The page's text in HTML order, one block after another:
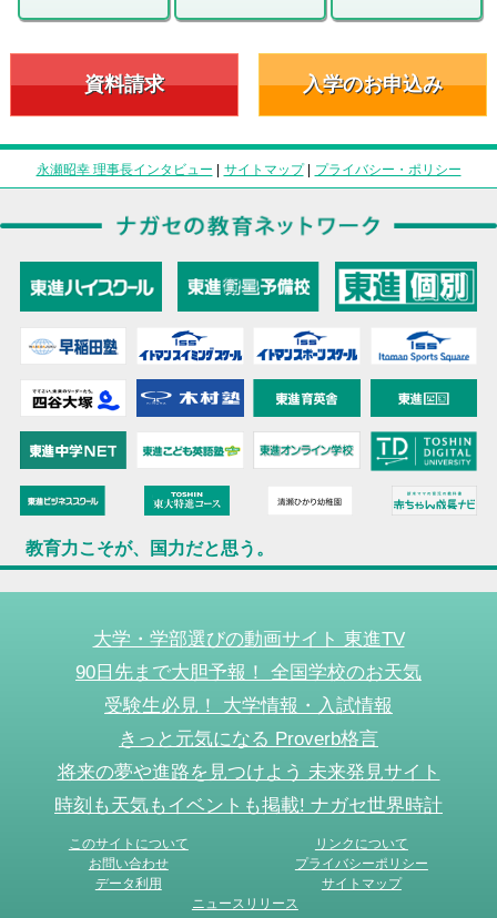
資料請求 入学のお申込み
永瀬昭幸 理事長インタビュー | サイトマップ| プライバシー・ポリシー
教育力こそが、国力だと思う。
大学・学部選びの動画サイト 東進TV
90日先まで大胆予報！ 全国学校のお天気
受験生必見！ 大学情報・入試情報
きっと元気になる Proverb格言
将来の夢や進路を見つけよう 未来発見サイト
時刻も天気もイベントも掲載! ナガセ世界時計
このサイトについて
リンクについて
お問い合わせ
プライバシーポリシー
データ利用
サイトマップ
ニュースリリース